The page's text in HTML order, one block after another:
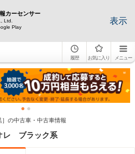
カーセンサー
Ltd.
Play
表示
履歴 お気に入り メニュー
の中古車・中古車情報
レ ブラック系